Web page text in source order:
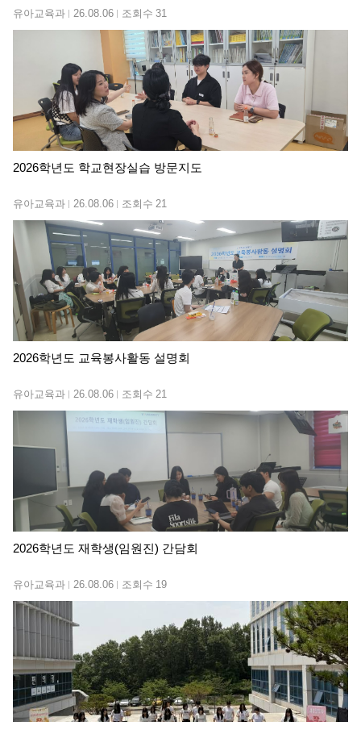
유아교육과 26.08.06 조회수 31
2026학년도 학교현장실습 방문지도
유아교육과 26.08.06 조회수 21
2026학년도 교육봉사활동 설명회
유아교육과 26.08.06 조회수 21
2026학년도 재학생(임원진) 간담회
유아교육과 26.08.06 조회수 19